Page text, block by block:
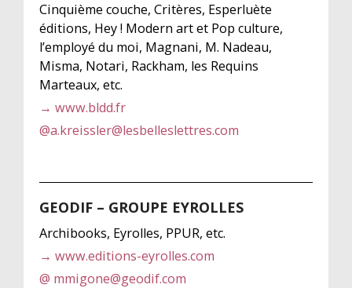
Cinquième couche, Critères, Esperluète
éditions, Hey ! Modern art et Pop culture,
l’employé du moi, Magnani, M. Nadeau,
Misma, Notari, Rackham, les Requins
Marteaux, etc.
→ www.bldd.fr
@a.kreissler@lesbelleslettres.com
GEODIF – GROUPE EYROLLES
Archibooks, Eyrolles, PPUR, etc.
→ www.editions-eyrolles.com
@ mmigone@geodif.com